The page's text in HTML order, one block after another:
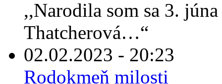
,,Narodila som sa 3.
Thatcherová…“
02.02.2023 - 20:23
Rodokmeň milosti